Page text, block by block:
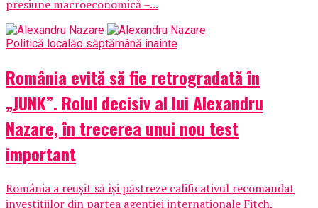
presiune macroeconomică –...
Politică localăo săptămână inainte
România evită să fie retrogradată în
„JUNK”. Rolul decisiv al lui Alexandru
Nazare, în trecerea unui nou test
important
România a reușit să își păstreze calificativul recomandat
investițiilor din partea agenției internaționale Fitch,